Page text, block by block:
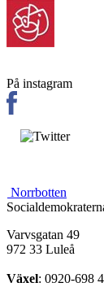
På instagram
Norrbotten
Varvsgatan 49
972 33 Luleå
Växel: 0920-698